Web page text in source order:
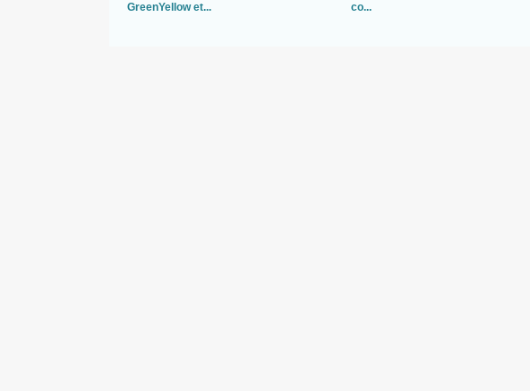
GreenYellow et...
co...